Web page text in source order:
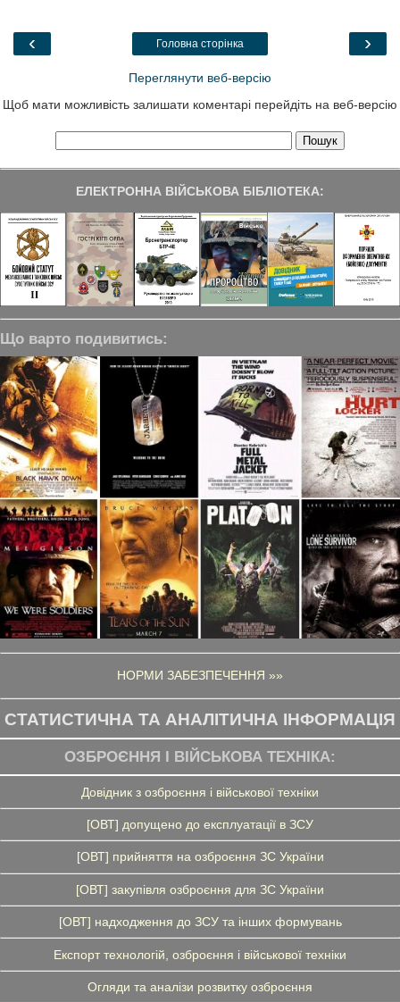
o
a
‹ ›
Головна сторінка
Переглянути веб-версію
Щоб мати можливість залишати коментарі перейдіть на веб-версію
ЕЛЕКТРОННА ВІЙСЬКОВА БІБЛІОТЕКА:
Що варто подивитись:
НОРМИ ЗАБЕЗПЕЧЕННЯ »»
СТАТИСТИЧНА ТА АНАЛІТИЧНА ІНФОРМАЦІЯ
ОЗБРОЄННЯ І ВІЙСЬКОВА ТЕХНІКА:
Довідник з озброєння і військової техніки
[ОВТ] допущено до експлуатації в ЗСУ
[ОВТ] прийняття на озброєння ЗС України
[ОВТ] закупівля озброєння для ЗС України
[ОВТ] надходження до ЗСУ та інших формувань
Експорт технологій, озброєння і військової техніки
Огляди та аналізи розвитку озброєння